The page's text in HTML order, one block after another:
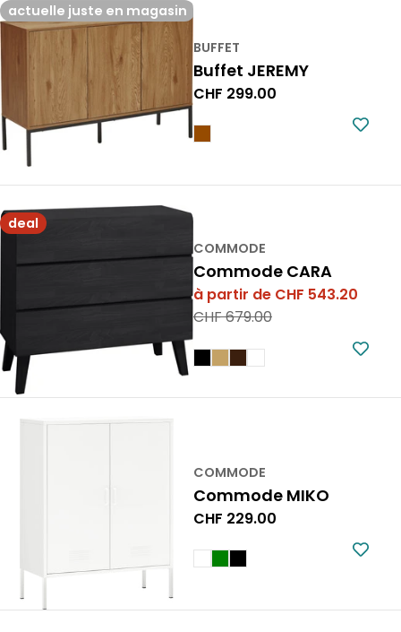
actuelle juste en magasin
BUFFET
Buffet JEREMY
Prix
CHF 299.00
deal
COMMODE
Commode CARA
Prix
vente
à partir de CHF 543.20
Prix
CHF 679.00
COMMODE
Commode MIKO
Prix
CHF 229.00